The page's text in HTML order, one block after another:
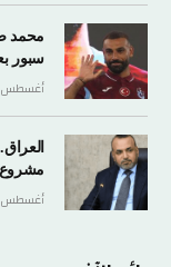
سبور
أغسطس 9, 2026
مشروع
أغسطس 9, 2026